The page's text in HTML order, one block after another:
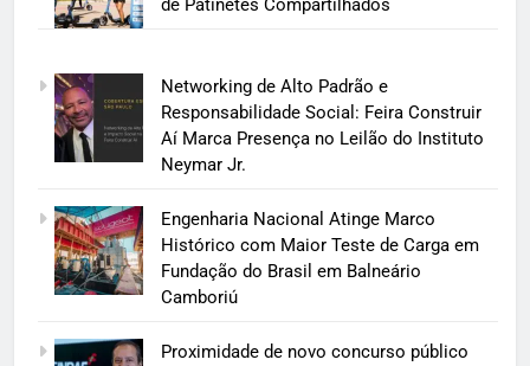
de Patinetes Compartilhados
Networking de Alto Padrão e
Responsabilidade Social: Feira Construir
Aí Marca Presença no Leilão do Instituto
Neymar Jr.
Engenharia Nacional Atinge Marco
Histórico com Maior Teste de Carga em
Fundação do Brasil em Balneário
Camboriú
Proximidade de novo concurso público